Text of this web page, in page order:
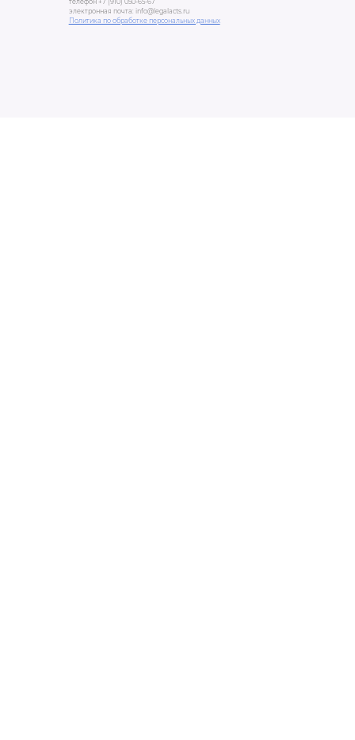
телефон +7 (910) 050-65-67
электронная почта: info@legalacts.ru
Политика по обработке персональных данных